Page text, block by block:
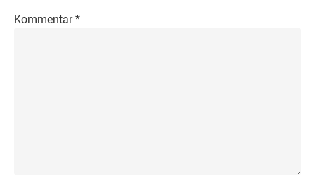
Kommentar*